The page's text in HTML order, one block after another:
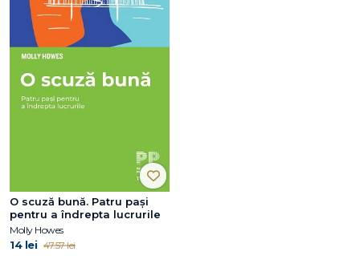
O scuză bună. Patru pași
pentru a îndrepta lucrurile
Molly Howes
14 lei 47.57 lei